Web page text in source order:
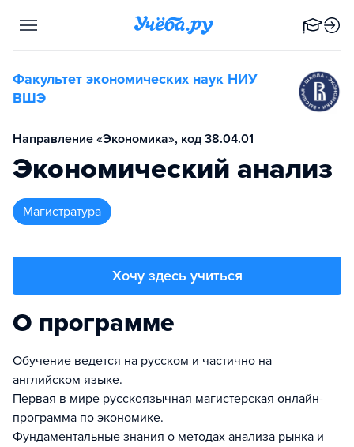
Факультет экономических наук НИУ
ВШЭ
Направление «Экономика», код 38.04.01
Экономический анализ
магистратура
Хочу здесь учиться
О программе
Обучение ведется на русском и частично на
английском языке.
Первая в мире русскоязычная магистерская онлайн-
программа по экономике.
Фундаментальные знания о методах анализа рынка и